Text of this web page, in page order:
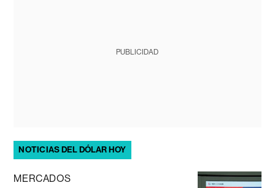
PUBLICIDAD
NOTICIAS DEL DÓLAR HOY
MERCADOS